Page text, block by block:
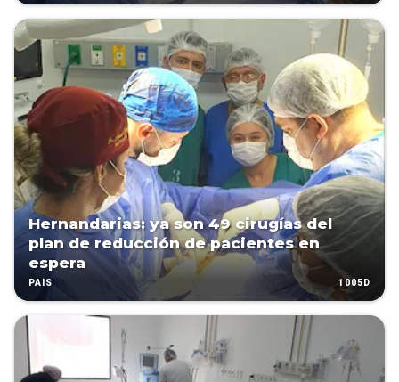
Hernandarias: ya son 49 cirugías del
plan de reducción de pacientes en
espera
PAÍS 1005D